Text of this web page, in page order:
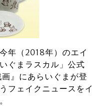
年（2018年）のエイ
ぐまラスカル」公式
』にあらいぐまが登
フェイクニュースをイ